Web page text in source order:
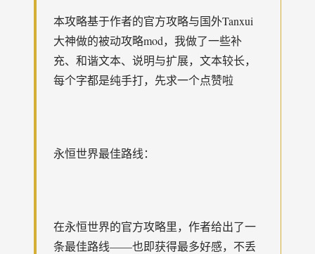
本攻略基于作者的官方攻略与国外Tanxui
大神做的被动攻略mod，我做了一些补
充、和谐文本、说明与扩展，文本较长，
每个字都是纯手打，先求一个点赞啦
永恒世界最佳路线：
在永恒世界的官方攻略里，作者给出了一
条最佳路线——也即获得最多好感，不丢